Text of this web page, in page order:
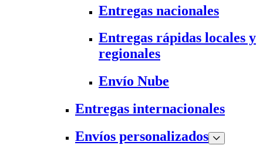
Entregas nacionales
Entregas rápidas locales y
regionales
Envío Nube
Entregas internacionales
Envíos personalizados